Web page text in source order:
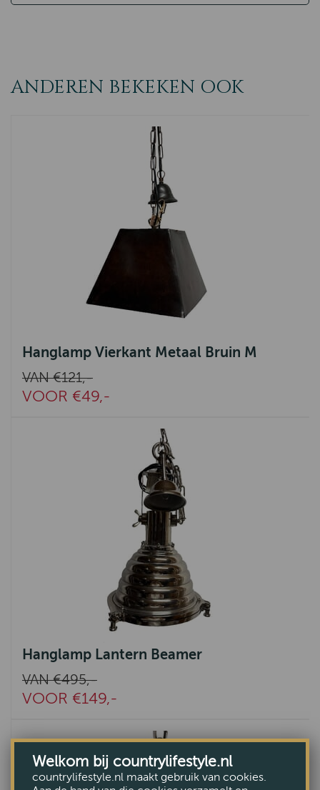
ANDEREN BEKEKEN OOK
Hanglamp Vierkant Metaal Bruin M
VAN €121,-
VOOR €49,-
Hanglamp Lantern Beamer
VAN €495,-
VOOR €149,-
Welkom bij countrylifestyle.nl
countrylifestyle.nl maakt gebruik van cookies.